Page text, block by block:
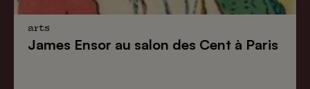
arts
James Ensor au salon des Cent à Paris